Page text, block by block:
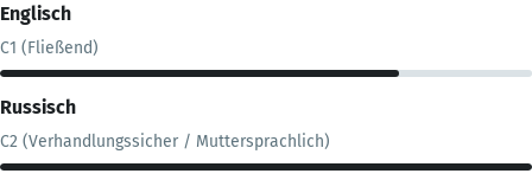
Englisch
C1 (Fließend)
Russisch
C2 (Verhandlungssicher / Muttersprachlich)